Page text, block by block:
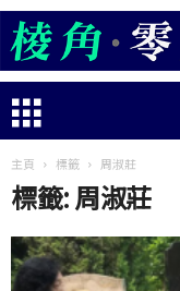
主頁 標籤 周淑莊
標籤: 周淑莊